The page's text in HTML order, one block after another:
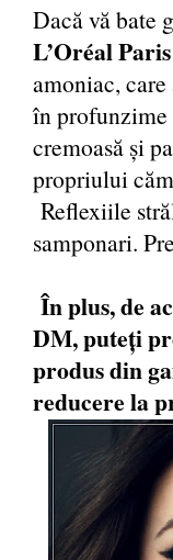
Dacă vă bate
L’Oréal Paris
amoniac,
în profunzime
cremoasă și
propriului
Reflexiile
samponari.
În plus, de
DM, puteți
produs din
reducere la